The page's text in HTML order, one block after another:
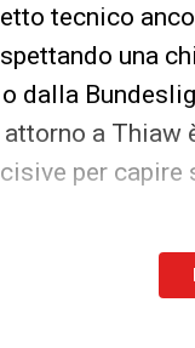
tecnico
una
dalla
attorno a Thiaw
per capire
TOP